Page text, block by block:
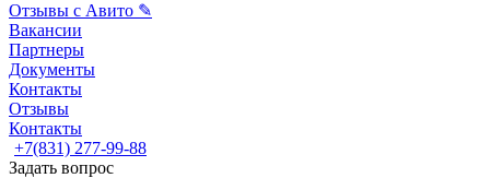
Отзывы с Авито ✎
Вакансии
Партнеры
Документы
Контакты
Отзывы
Контакты
+7(831) 277-99-88
Задать вопрос